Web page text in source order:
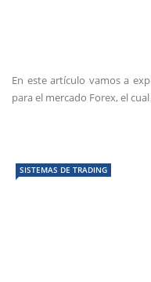
En este artículo vamos a
para el mercado Forex, el
SISTEMAS DE TRADING